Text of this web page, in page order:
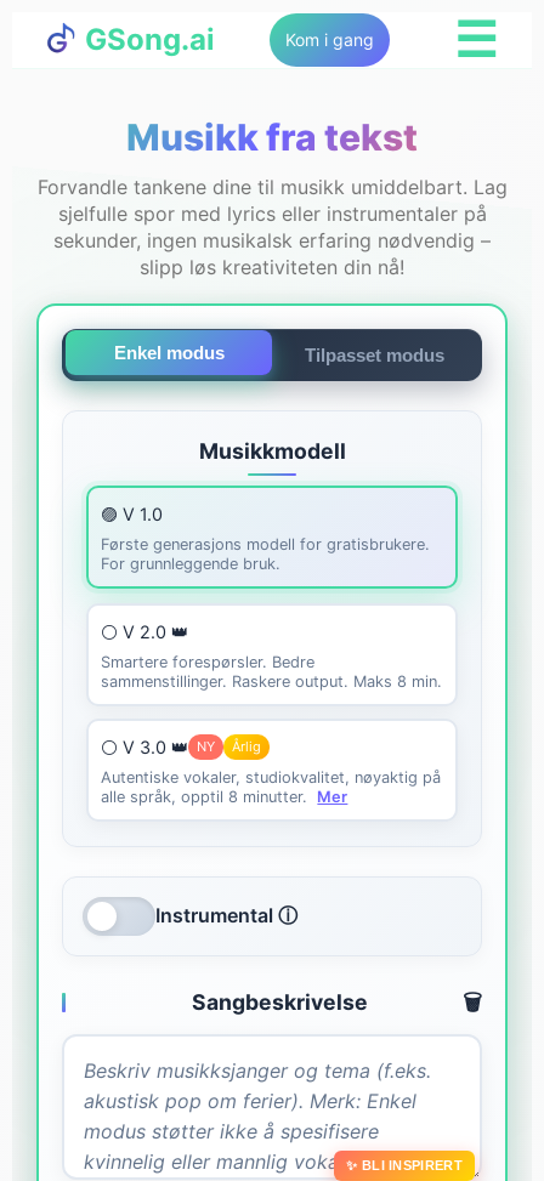
GSong.ai Kom i gang ☰
Musikk fra tekst
Forvandle tankene dine til musikk umiddelbart. Lag
sjelfulle spor med lyrics eller instrumentaler på
sekunder, ingen musikalsk erfaring nødvendig –
slipp løs kreativiteten din nå!
Enkel modus Tilpasset modus
Musikkmodell
🟣 V 1.0
Første generasjons modell for gratisbrukere.
For grunnleggende bruk.
⚪ V 2.0 👑
Smartere forespørsler. Bedre
sammenstillinger. Raskere output. Maks 8 min.
⚪ V 3.0 👑 NY Årlig
Autentiske vokaler, studiokvalitet, nøyaktig på
alle språk, opptil 8 minutter.
Mer
Instrumental ⓘ
Sangbeskrivelse 🗑️
✨ BLI INSPIRERT